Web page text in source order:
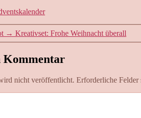
→ Kreativset: Frohe Weihnacht überall
Kommentar
nicht veröffentlicht. Erforderliche Felder